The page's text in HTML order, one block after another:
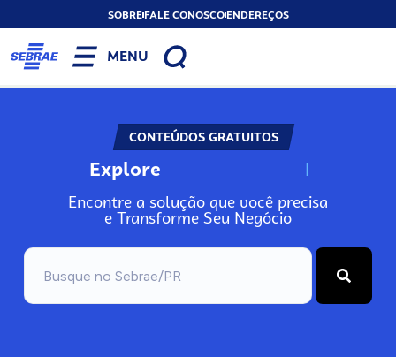
SOBREFALE CONOSCOENDEREÇOS
MENU
CONTEÚDOS GRATUITOS
Explore N
Encontre a solução que você precisa
e Transforme Seu Negócio